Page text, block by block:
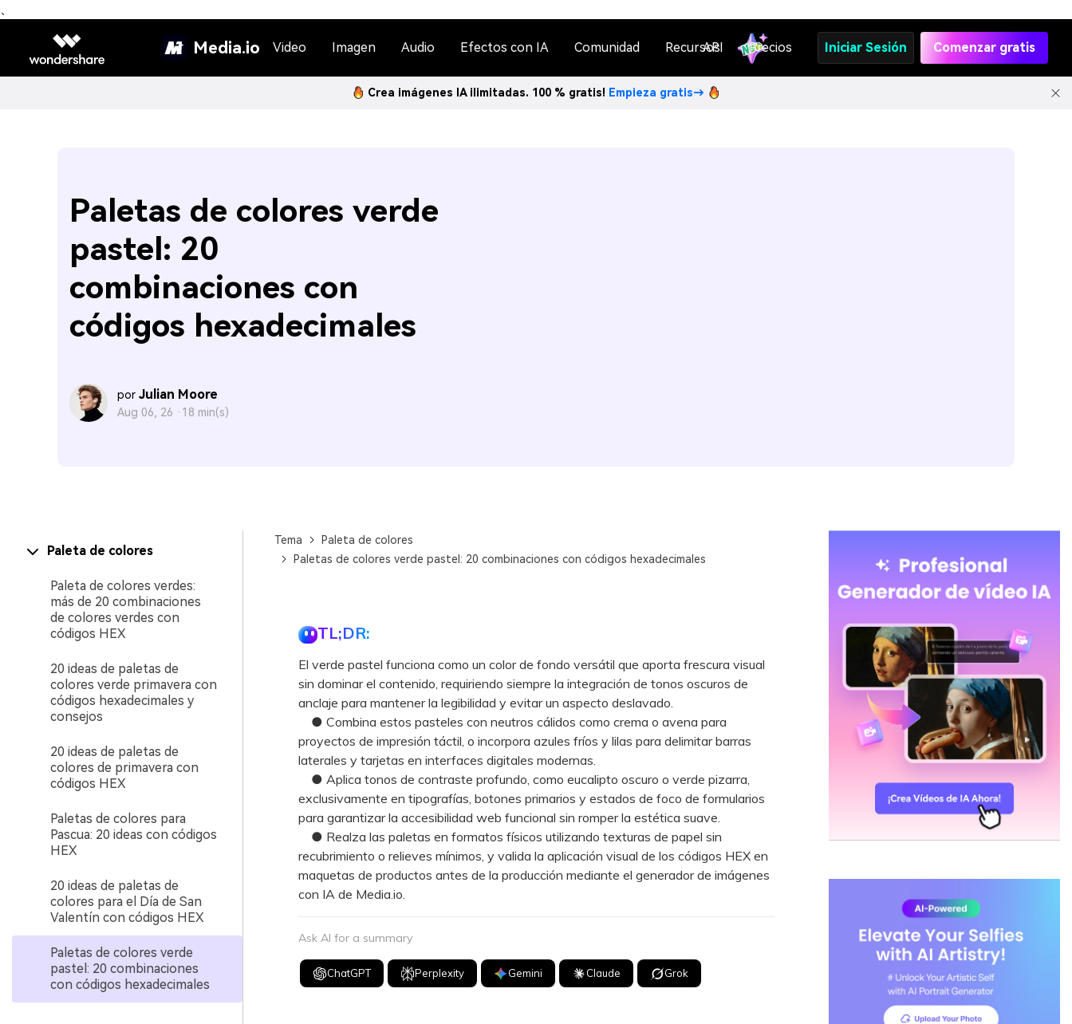
、
Media.io Video Imagen Audio Efectos con IA Comunidad Recursos
API Precios Iniciar Sesión Comenzar gratis
Crea imágenes IA ilimitadas. 100 % gratis! Empieza gratis→
Paletas de colores verde
pastel: 20
combinaciones con
códigos hexadecimales
por Julian Moore
Aug 06, 26 · 18 min(s)
Paleta de colores
Paleta de colores verdes:
más de 20 combinaciones
de colores verdes con
códigos HEX
20 ideas de paletas de
colores verde primavera con
códigos hexadecimales y
consejos
20 ideas de paletas de
colores de primavera con
códigos HEX
Paletas de colores para
Pascua: 20 ideas con códigos
HEX
20 ideas de paletas de
colores para el Día de San
Valentín con códigos HEX
Paletas de colores verde
pastel: 20 combinaciones
con códigos hexadecimales
Tema
Paleta de colores
Paletas de colores verde pastel: 20 combinaciones con códigos hexadecimales
TL;DR:
El verde pastel funciona como un color de fondo versátil que aporta frescura visual
sin dominar el contenido, requiriendo siempre la integración de tonos oscuros de
anclaje para mantener la legibilidad y evitar un aspecto deslavado.
● Combina estos pasteles con neutros cálidos como crema o avena para
proyectos de impresión táctil, o incorpora azules fríos y lilas para delimitar barras
laterales y tarjetas en interfaces digitales modernas.
● Aplica tonos de contraste profundo, como eucalipto oscuro o verde pizarra,
exclusivamente en tipografías, botones primarios y estados de foco de formularios
para garantizar la accesibilidad web funcional sin romper la estética suave.
● Realza las paletas en formatos físicos utilizando texturas de papel sin
recubrimiento o relieves mínimos, y valida la aplicación visual de los códigos HEX en
maquetas de productos antes de la producción mediante el generador de imágenes
con IA de Media.io.
Ask AI for a summary
ChatGPT Perplexity Gemini Claude Grok